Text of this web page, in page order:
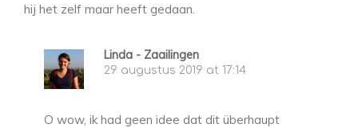
hij het zelf maar heeft gedaan.
Linda - Zaailingen
29 augustus 2019 at 17:14
O wow, ik had geen idee dat dit überhaupt